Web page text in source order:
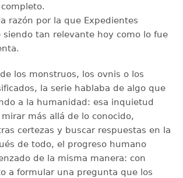
razón por la que Expedientes
siendo tan relevante hoy como lo fue
los monstruos, los ovnis o los
la serie hablaba de algo que
a la humanidad: esa inquietud
más allá de lo conocido,
certezas y buscar respuestas en la
de todo, el progreso humano
de la misma manera: con
a formular una pregunta que los